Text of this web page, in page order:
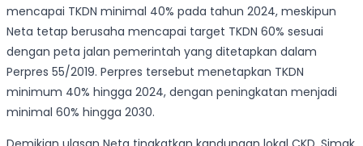
mencapai TKDN minimal 40% pada tahun 2024, meskipun
Neta tetap berusaha mencapai target TKDN 60% sesuai
dengan peta jalan pemerintah yang ditetapkan dalam
Perpres 55/2019. Perpres tersebut menetapkan TKDN
minimum 40% hingga 2024, dengan peningkatan menjadi
minimal 60% hingga 2030.